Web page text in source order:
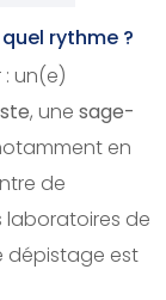
rythme ?
un(e)
, une sage-
en
de
laboratoires de
dépistage est